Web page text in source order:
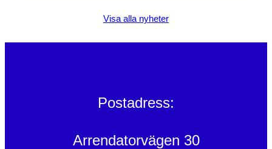
Visa alla nyheter
Postadress:
Arrendatorvägen 30